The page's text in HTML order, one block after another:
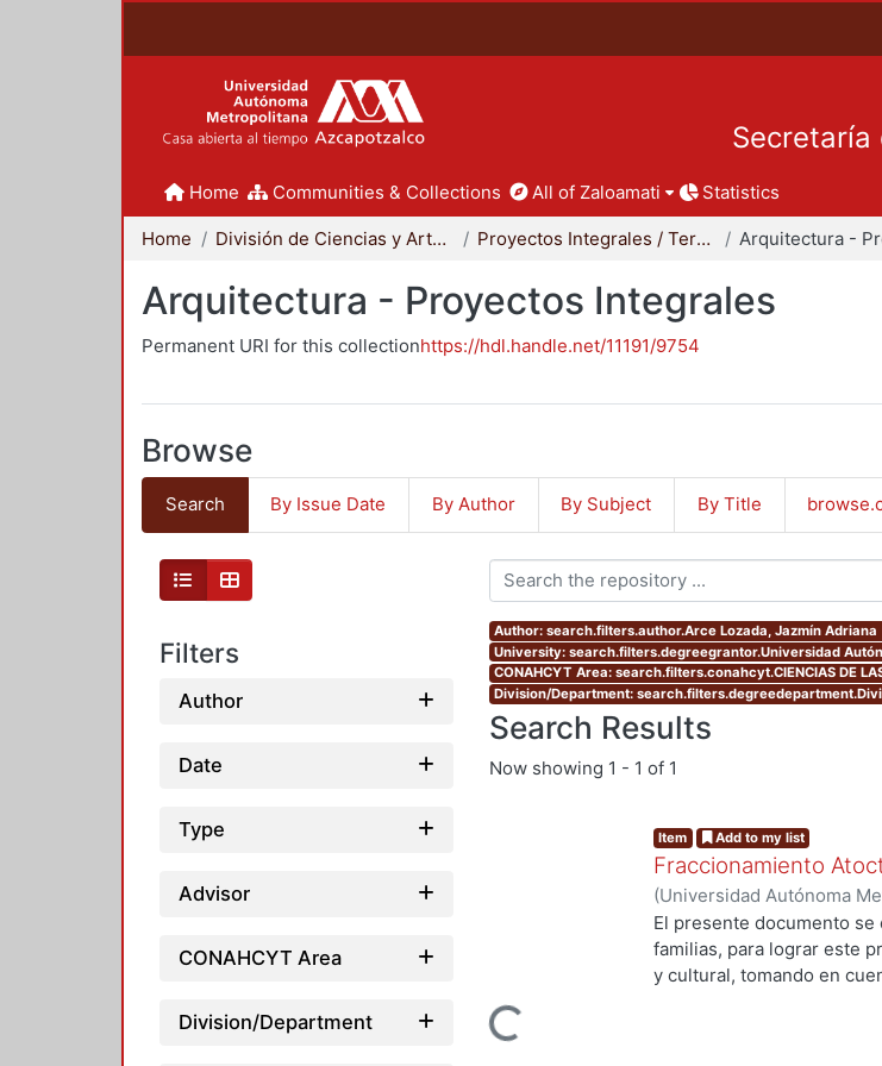
Secretaría
Home Communities & Collections All of Zaloamati Statistics
Home División de Ciencias y Artes para el Diseño Proyectos Integrales / Terminales - Licenciatura
Arquitectura - Proyectos Integrales
Permanent URI for this collectionhttps://hdl.handle.net/11191/9754
Browse
Search By Issue Date By Author By Subject By Title
Filters
Author
Date
Type
Advisor
CONAHCYT Area
Division/Department
Author: search.filters.author.Arce Lozada, Jazmín Adriana
University: search.filters.degreegrantor.Universidad
CONAHCYT Area: search.filters.conahcyt.CIENCIAS DE
Division/Department:
Search Results
Now showing 1 - 1 of 1
Loading...
Item Add to my list
Fraccionamiento
(Universidad Autónoma
de Servicios de
Lozada, Jazmín Adriana;
El presente documento se
familias, para lograr este
y cultural, tomando en